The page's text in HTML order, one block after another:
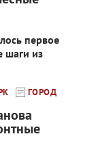
первое
шаги из
ГОРОД